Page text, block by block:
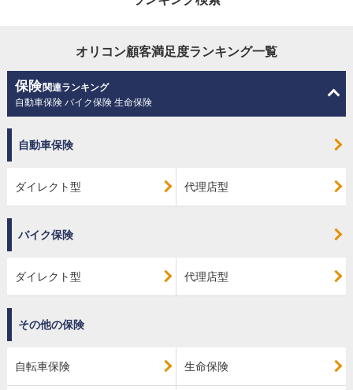
オリコン顧客満足度ランキング一覧
保険関連ランキング
自動車保険 バイク保険 生命保険
自動車保険
ダイレクト型 代理店型
バイク保険
ダイレクト型 代理店型
その他の保険
自転車保険 生命保険